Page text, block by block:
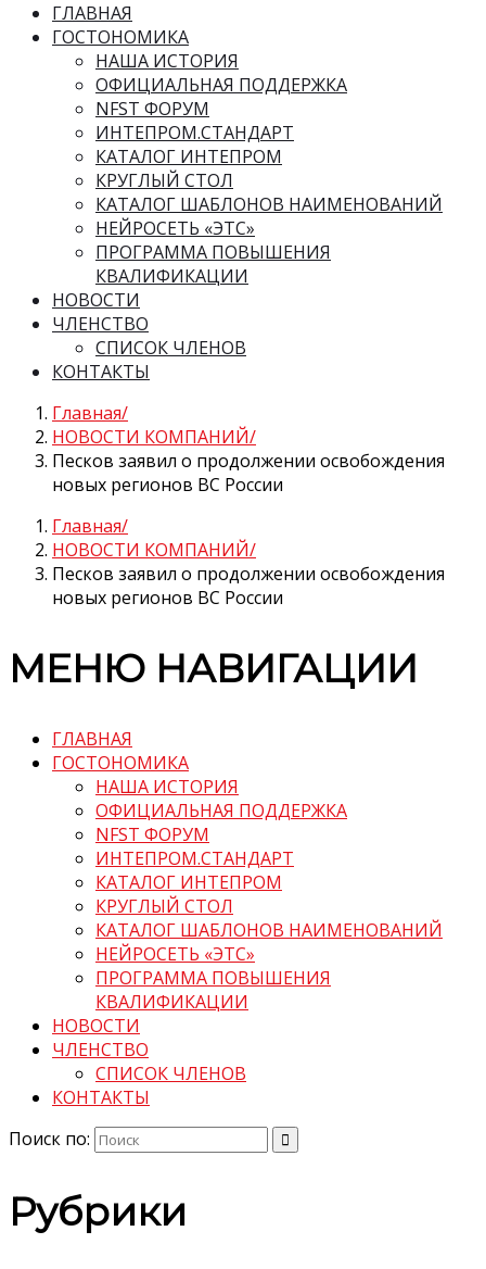
ГЛАВНАЯ
ГОСТОНОМИКА
НАША ИСТОРИЯ
ОФИЦИАЛЬНАЯ ПОДДЕРЖКА
NFST ФОРУМ
ИНТЕПРОМ.СТАНДАРТ
КАТАЛОГ ИНТЕПРОМ
КРУГЛЫЙ СТОЛ
КАТАЛОГ ШАБЛОНОВ НАИМЕНОВАНИЙ
НЕЙРОСЕТЬ «ЭТС»
ПРОГРАММА ПОВЫШЕНИЯ
КВАЛИФИКАЦИИ
НОВОСТИ
ЧЛЕНСТВО
СПИСОК ЧЛЕНОВ
КОНТАКТЫ
Главная
НОВОСТИ КОМПАНИЙ
Песков заявил о продолжении освобождения
новых регионов ВС России
Главная
НОВОСТИ КОМПАНИЙ
Песков заявил о продолжении освобождения
новых регионов ВС России
МЕНЮ НАВИГАЦИИ
ГЛАВНАЯ
ГОСТОНОМИКА
НАША ИСТОРИЯ
ОФИЦИАЛЬНАЯ ПОДДЕРЖКА
NFST ФОРУМ
ИНТЕПРОМ.СТАНДАРТ
КАТАЛОГ ИНТЕПРОМ
КРУГЛЫЙ СТОЛ
КАТАЛОГ ШАБЛОНОВ НАИМЕНОВАНИЙ
НЕЙРОСЕТЬ «ЭТС»
ПРОГРАММА ПОВЫШЕНИЯ
КВАЛИФИКАЦИИ
НОВОСТИ
ЧЛЕНСТВО
СПИСОК ЧЛЕНОВ
КОНТАКТЫ
Поиск по:
Рубрики